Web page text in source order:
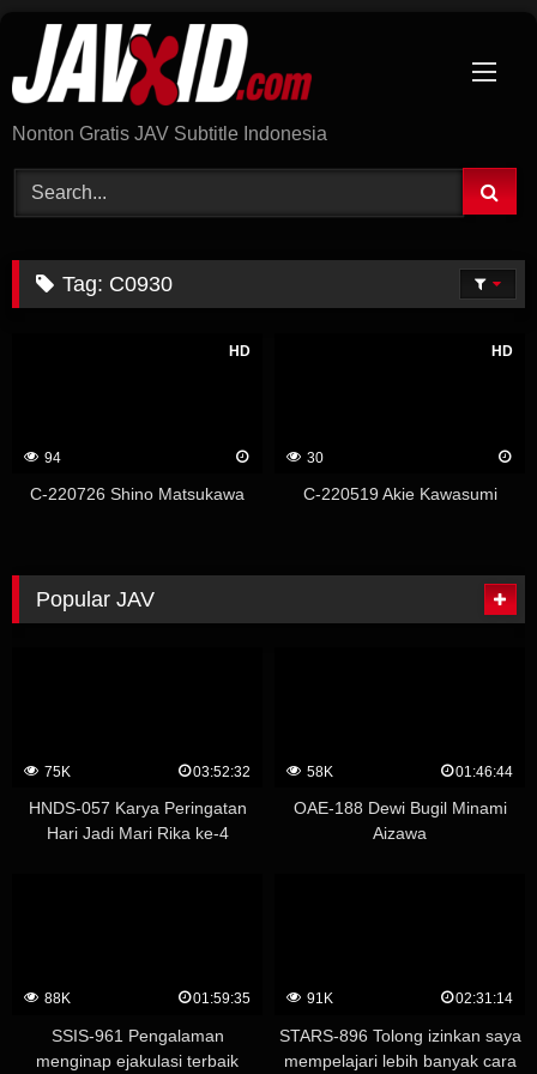
content
Nonton Gratis JAV Subtitle Indonesia
Tag: C0930
HD
94
C-220726 Shino Matsukawa
HD
30
C-220519 Akie Kawasumi
Popular JAV
75K 03:52:32
HNDS-057 Karya Peringatan
Hari Jadi Mari Rika ke-4
58K 01:46:44
OAE-188 Dewi Bugil Minami
Aizawa
88K 01:59:35
SSIS-961 Pengalaman
menginap ejakulasi terbaik
91K 02:31:14
STARS-896 Tolong izinkan saya
mempelajari lebih banyak cara